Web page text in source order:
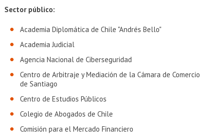
Sector público:
Academia Diplomática de Chile "Andrés Bello"
Academia Judicial
Agencia Nacional de Ciberseguridad
Centro de Arbitraje y Mediación de la Cámara de Comercio
de Santiago
Centro de Estudios Públicos
Colegio de Abogados de Chile
Comisión para el Mercado Financiero